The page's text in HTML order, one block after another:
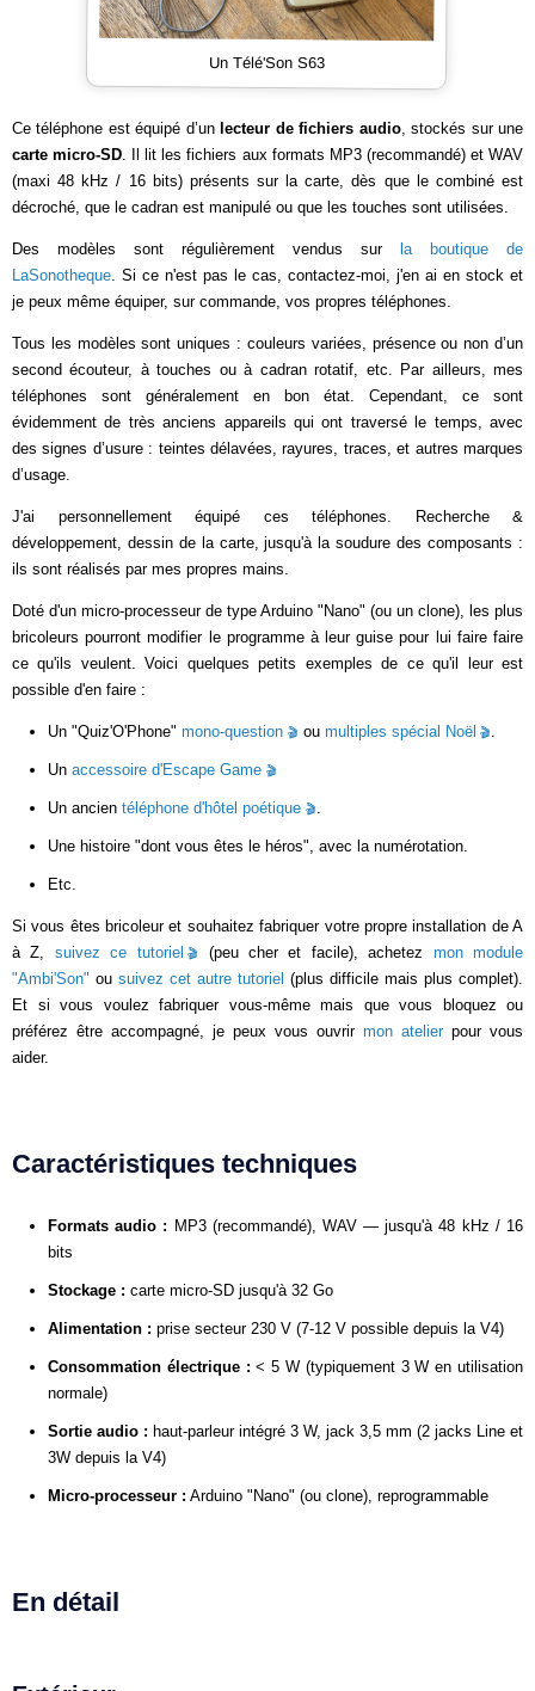
Un Télé'Son S63
Ce téléphone est équipé d’un lecteur de fichiers audio, stockés sur une
carte micro-SD . Il lit les fichiers aux formats MP3 (recommandé) et WAV
(maxi 48 kHz / 16 bits) présents sur la carte, dès que le combiné est
décroché, que le cadran est manipulé ou que les touches sont utilisées.
Des modèles sont régulièrement vendus sur
la boutique de
LaSonotheque . Si ce n'est pas le cas, contactez-moi, j'en ai en stock et
je peux même équiper, sur commande, vos propres téléphones.
Tous les modèles sont uniques : couleurs variées, présence ou non d’un
second écouteur, à touches ou à cadran rotatif, etc. Par ailleurs, mes
téléphones sont généralement en bon état. Cependant, ce sont
évidemment de très anciens appareils qui ont traversé le temps, avec
des signes d’usure : teintes délavées, rayures, traces, et autres marques
d’usage.
J'ai personnellement équipé ces téléphones. Recherche &
développement, dessin de la carte, jusqu'à la soudure des composants :
ils sont réalisés par mes propres mains.
Doté d'un micro-processeur de type Arduino "Nano" (ou un clone), les plus
bricoleurs pourront modifier le programme à leur guise pour lui faire faire
ce qu'ils veulent. Voici quelques petits exemples de ce qu'il leur est
possible d'en faire :
Un "Quiz'O'Phone" mono-question ou multiples spécial Noël
Un accessoire d'Escape Game
Un ancien téléphone d'hôtel poétique
Une histoire "dont vous êtes le héros", avec la numérotation.
Etc.
Si vous êtes bricoleur et souhaitez fabriquer votre propre installation de A
à Z, suivez ce tutoriel (peu cher et facile), achetez mon module
"Ambi'Son" ou suivez cet autre tutoriel (plus difficile mais plus complet).
Et si vous voulez fabriquer vous-même mais que vous bloquez ou
préférez être accompagné, je peux vous ouvrir mon atelier pour vous
aider.
Caractéristiques techniques
Formats audio : MP3 (recommandé), WAV — jusqu'à 48 kHz / 16
bits
Stockage : carte micro-SD jusqu'à 32 Go
Alimentation : prise secteur 230 V (7-12 V possible depuis la V4)
Consommation électrique : < 5 W (typiquement 3 W en utilisation
normale)
Sortie audio : haut-parleur intégré 3 W, jack 3,5 mm (2 jacks Line et
3W depuis la V4)
Micro-processeur : Arduino "Nano" (ou clone), reprogrammable
En détail